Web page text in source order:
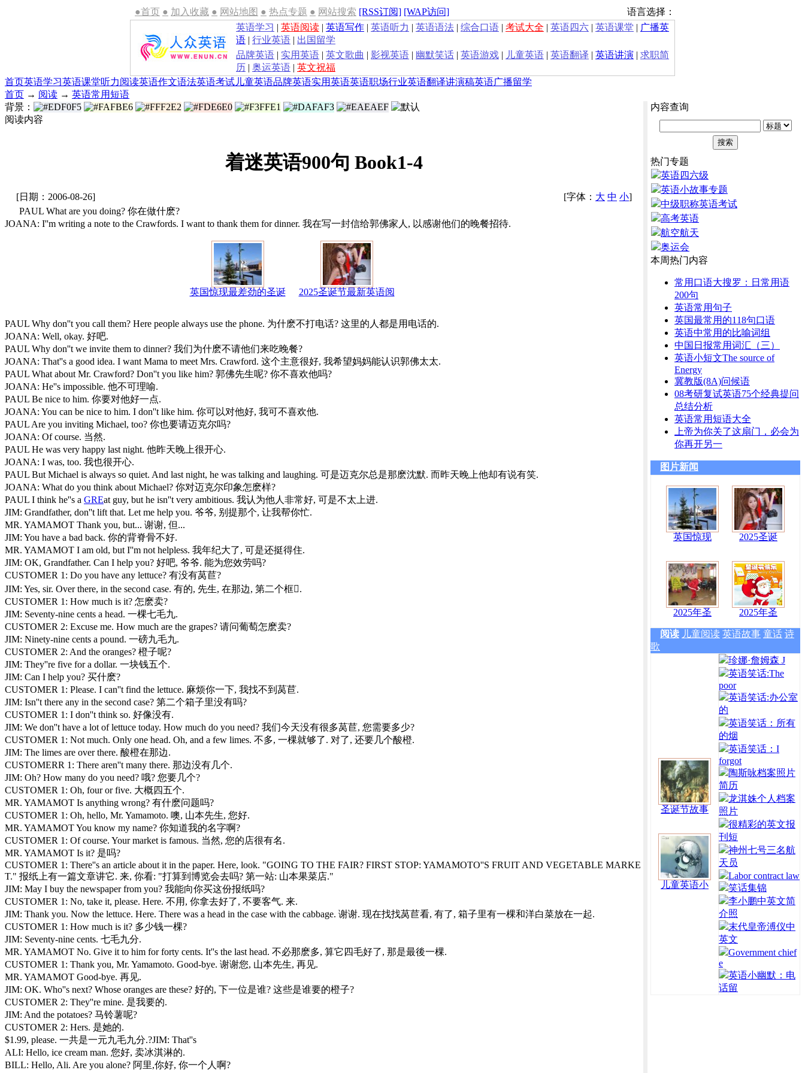
●首页 ● 加入收藏 ● 网站地图 ● 热点专题 ● 网站搜索 [RSS订阅] [WAP访问]
语言选择：
英语学习 | 英语阅读 | 英语写作 | 英语听力 | 英语语法 | 综合口语 | 考试大全 | 英语四六 | 英语课堂 | 广播英
语 | 行业英语 | 出国留学
品牌英语 | 实用英语 | 英文歌曲 | 影视英语 | 幽默笑话 | 英语游戏 | 儿童英语 | 英语翻译 | 英语讲演 | 求职简
历 | 奥运英语 | 英文祝福
首页英语学习英语课堂听力阅读英语作文语法英语考试 儿童英语品牌英语实用英语英语职场行业英语翻译讲演稿英语广播留学
首页 → 阅读 → 英语常用短语
背景：
阅读内容
着迷英语900句 Book1-4
[日期：2006-08-26] [字体： 大 中 小]
PAUL What are you doing? 你在做什麽?
JOANA: I''m writing a note to the Crawfords. I want to thank them for dinner. 我在写一封信给郭佛家人, 以感谢他们的晚餐招待.
英国惊现最差劲的圣诞 2025圣诞节最新英语阅
PAUL Why don''t you call them? Here people always use the phone. 为什麽不打电话? 这里的人都是用电话的.
JOANA: Well, okay. 好吧.
PAUL Why don''t we invite them to dinner? 我们为什麽不请他们来吃晚餐?
JOANA: That''s a good idea. I want Mama to meet Mrs. Crawford. 这个主意很好, 我希望妈妈能认识郭佛太太.
PAUL What about Mr. Crawford? Don''t you like him? 郭佛先生呢? 你不喜欢他吗?
JOANA: He''s impossible. 他不可理喻.
PAUL Be nice to him. 你要对他好一点.
JOANA: You can be nice to him. I don''t like him. 你可以对他好, 我可不喜欢他.
PAUL Are you inviting Michael, too? 你也要请迈克尔吗?
JOANA: Of course. 当然.
PAUL He was very happy last night. 他昨天晚上很开心.
JOANA: I was, too. 我也很开心.
PAUL But Michael is always so quiet. And last night, he was talking and laughing. 可是迈克尔总是那麽沈默. 而昨天晚上他却有说有笑.
JOANA: What do you think about Michael? 你对迈克尔印象怎麽样?
PAUL I think he''s a GREat guy, but he isn''t very ambitious. 我认为他人非常好, 可是不太上进.
JIM: Grandfather, don''t lift that. Let me help you. 爷爷, 别提那个, 让我帮你忙.
MR. YAMAMOT Thank you, but... 谢谢, 但...
JIM: You have a bad back. 你的背脊骨不好.
MR. YAMAMOT I am old, but I''m not helpless. 我年纪大了, 可是还挺得住.
JIM: OK, Grandfather. Can I help you? 好吧, 爷爷. 能为您效劳吗?
CUSTOMER 1: Do you have any lettuce? 有没有莴苣?
JIM: Yes, sir. Over there, in the second case. 有的, 先生, 在那边, 第二个框.
CUSTOMER 1: How much is it? 怎麽卖?
JIM: Seventy-nine cents a head. 一棵七毛九.
CUSTOMER 2: Excuse me. How much are the grapes? 请问葡萄怎麽卖?
JIM: Ninety-nine cents a pound. 一磅九毛九.
CUSTOMER 2: And the oranges? 橙子呢?
JIM: They''re five for a dollar. 一块钱五个.
JIM: Can I help you? 买什麽?
CUSTOMER 1: Please. I can''t find the lettuce. 麻烦你一下, 我找不到莴苣.
JIM: Isn''t there any in the second case? 第二个箱子里没有吗?
CUSTOMER 1: I don''t think so. 好像没有.
JIM: We don''t have a lot of lettuce today. How much do you need? 我们今天没有很多莴苣, 您需要多少?
CUSTOMER 1: Not much. Only one head. Oh, and a few limes. 不多, 一棵就够了. 对了, 还要几个酸橙.
JIM: The limes are over there. 酸橙在那边.
CUSTOMERR 1: There aren''t many there. 那边没有几个.
JIM: Oh? How many do you need? 哦? 您要几个?
CUSTOMER 1: Oh, four or five. 大概四五个.
MR. YAMAMOT Is anything wrong? 有什麽问题吗?
CUSTOMER 1: Oh, hello, Mr. Yamamoto. 噢, 山本先生, 您好.
MR. YAMAMOT You know my name? 你知道我的名字啊?
CUSTOMER 1: Of course. Your market is famous. 当然, 您的店很有名.
MR. YAMAMOT Is it? 是吗?
CUSTOMER 1: There''s an article about it in the paper. Here, look. "GOING TO THE FAIR? FIRST STOP: YAMAMOTO''S FRUIT AND VEGETABLE MARKE
T." 报纸上有一篇文章讲它. 来, 你看: "打算到博览会去吗? 第一站: 山本果菜店."
JIM: May I buy the newspaper from you? 我能向你买这份报纸吗?
CUSTOMER 1: No, take it, please. Here. 不用, 你拿去好了, 不要客气. 来.
JIM: Thank you. Now the lettuce. Here. There was a head in the case with the cabbage. 谢谢. 现在找找莴苣看, 有了, 箱子里有一棵和洋白菜放在一起.
CUSTOMER 1: How much is it? 多少钱一棵?
JIM: Seventy-nine cents. 七毛九分.
MR. YAMAMOT No. Give it to him for forty cents. It''s the last head. 不必那麽多, 算它四毛好了, 那是最後一棵.
CUSTOMER 1: Thank you, Mr. Yamamoto. Good-bye. 谢谢您, 山本先生, 再见.
MR. YAMAMOT Good-bye. 再见.
JIM: OK. Who''s next? Whose oranges are these? 好的, 下一位是谁? 这些是谁要的橙子?
CUSTOMER 2: They''re mine. 是我要的.
JIM: And the potatoes? 马铃薯呢?
CUSTOMER 2: Hers. 是她的.
$1.99, please. 一共是一元九毛九分.?JIM: That''s
ALI: Hello, ice cream man. 您好, 卖冰淇淋的.
BILL: Hello, Ali. Are you alone? 阿里,你好, 你一个人啊?
内容查询
热门专题
英语四六级
英语小故事专题
中级职称英语考试
高考英语
航空航天
奥运会
本周热门内容
常用口语大搜罗：日常用语
200句
英语常用句子
英国最常用的118句口语
英语中常用的比喻词组
中国日报常用词汇（三）
英语小短文The source of
Energy
冀教版(8A)问候语
08考研复试英语75个经典提问
总结分析
英语常用短语大全
上帝为你关了这扇门，必会为
你再开另一
图片新闻
英国惊现 2025圣诞
2025年圣 2025年圣
阅读 儿童阅读 英语故事 童话 诗
歌
圣诞节故事
儿童英语小
珍娜·詹姆森 J
英语笑话:The
poor
英语笑话:办公室
的
英语笑话：所有
的烟
英语笑话：I
forgot
陶斯咏档案照片
简历
龙淇姝个人档案
照片
很精彩的英文报
刊短
神州七号三名航
天员
Labor contract law
笑话集锦
李小鹏中英文简
介照
末代皇帝溥仪中
英文
Government chief
e
英语小幽默：电
话留